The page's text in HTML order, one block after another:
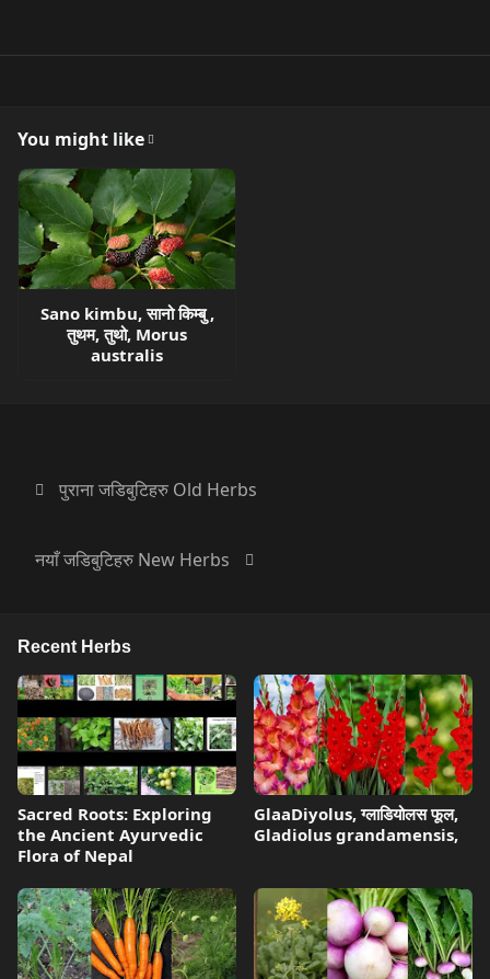
You might like
Sano kimbu, सानो किम्बु ,
तुथम, तुथो, Morus
australis
पुराना जडिबुटिहरु Old Herbs
नयाँ जडिबुटिहरु New Herbs
Recent Herbs
Sacred Roots: Exploring
the Ancient Ayurvedic
Flora of Nepal
GlaaDiyolus, ग्लाडियोलस फूल,
Gladiolus grandamensis,